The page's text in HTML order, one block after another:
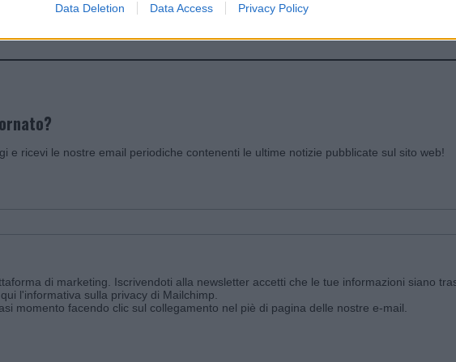
Data Deletion Data Access Privacy Policy
Invia un Comunicato Stampa| Pubblicità| Segnala
e ricevi le nostre email periodiche contenenti le ultime notizie pubblicate sul sito web!
di marketing. Iscrivendoti alla newsletter accetti che le tue informazioni siano
l'informativa sulla privacy di Mailchimp
momento facendo clic sul collegamento nel piè di pagina delle nostre e-mail.